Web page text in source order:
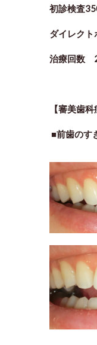
初診検査
ダイレク
治療回数
【審美歯
■前歯のす